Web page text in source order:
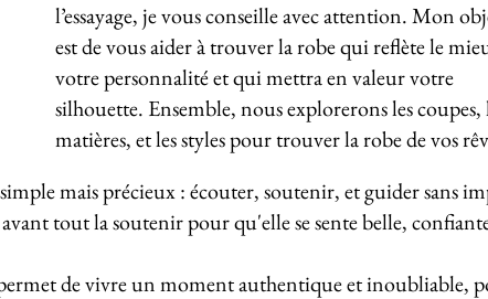
l’essayage, je vous conseille avec attention. Mon
est de vous aider à trouver la robe qui reflète le
votre personnalité et qui mettra en valeur votre
silhouette. Ensemble, nous explorerons les coupes,
matières, et les styles pour trouver la robe de vos
mais précieux : écouter, soutenir, et guider sans
tout la soutenir pour qu'elle se sente belle,
de vivre un moment authentique et inoubliable,